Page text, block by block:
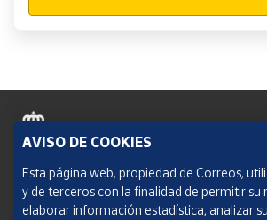
Política de cookies
Aviso legal
AVISO DE COOKIES
Esta página web, propiedad de Correos,
y de terceros con la finalidad de permitir su
elaborar información estadística, analizar